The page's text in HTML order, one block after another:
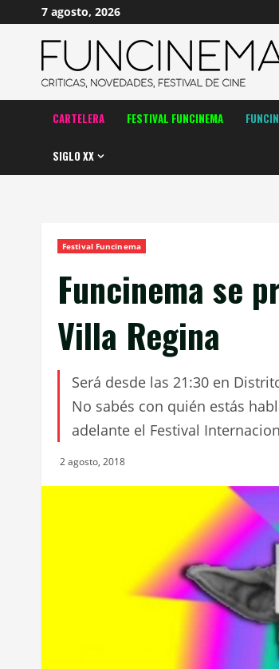
contenido
7 agosto, 2026
CARTELERA FESTIVAL FUNCINEMA
SIGLO XX
Festival Funcinema
Funcinema se
Villa Regina
Será desde las 21:30 en
No sabés con quién estás
adelante el Festival
2 agosto, 2018